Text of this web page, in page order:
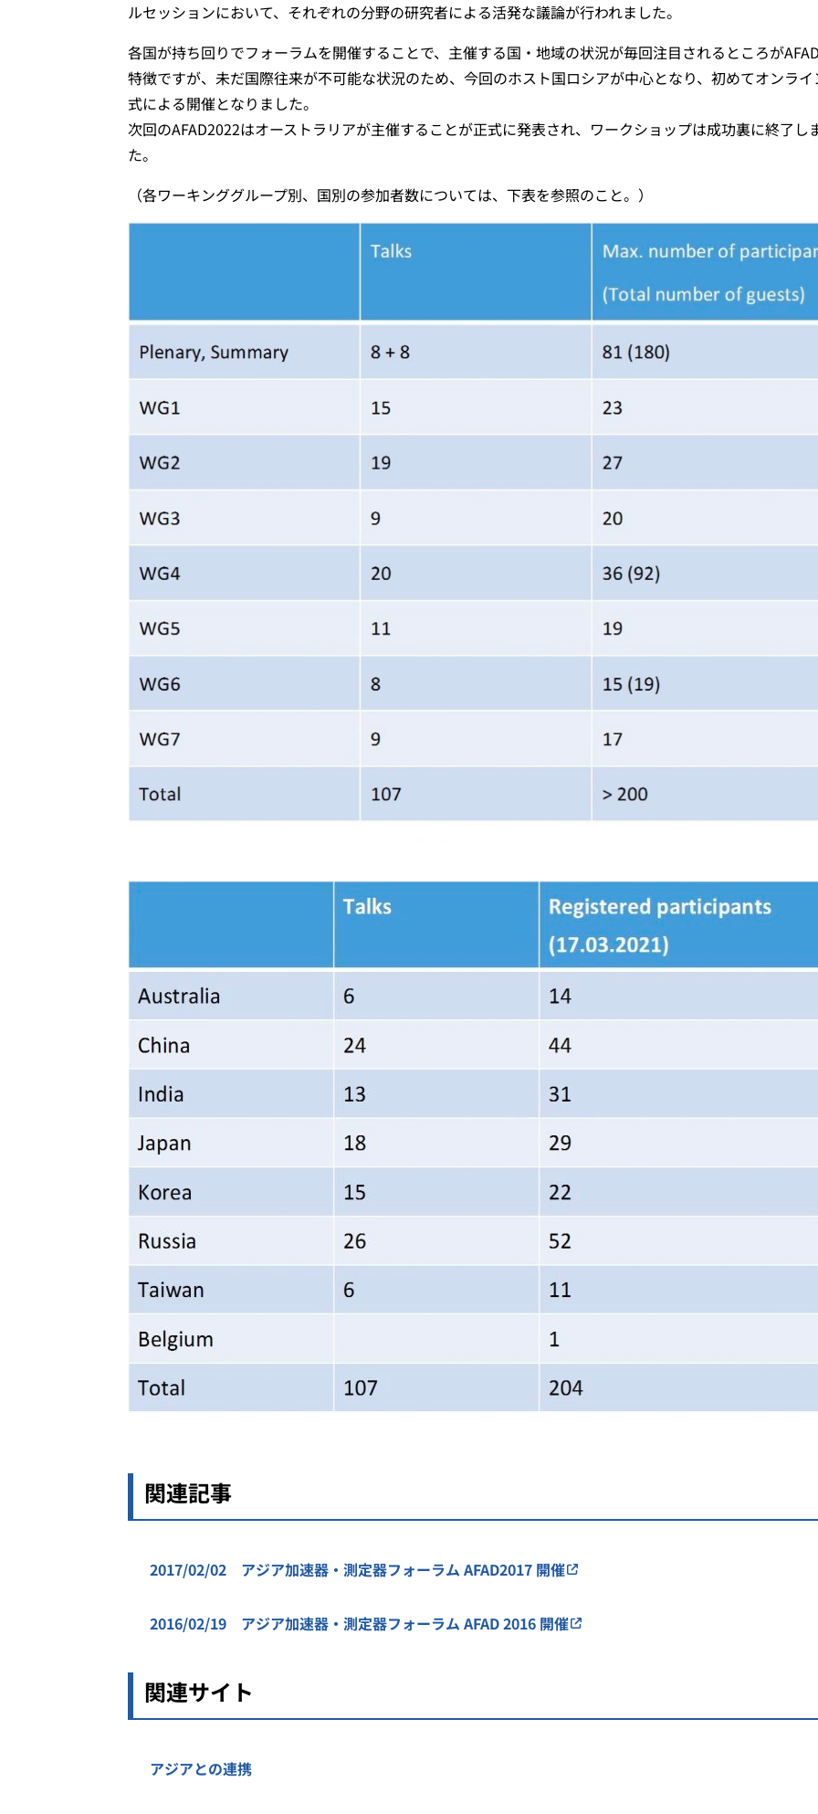
ルセッションにおいて、それぞれの分野の研究者による活発な議論が行われました。
各国が持ち回りでフォーラムを開催することで、主催する国・地域の状況が毎回注目されるところが
特徴ですが、未だ国際往来が不可能な状況のため、今回のホスト国ロシアが中心となり、初めてオンライ
式による開催となりました。
次回のAFAD2022はオーストラリアが主催することが正式に発表され、ワークショップは成功裏に終了し
た。
（各ワーキンググループ別、国別の参加者数については、下表を参照のこと。）
関連記事
2017/02/02 アジア加速器・測定器フォーラム AFAD2017 開催
2016/02/19 アジア加速器・測定器フォーラム AFAD 2016 開催
関連サイト
アジアとの連携